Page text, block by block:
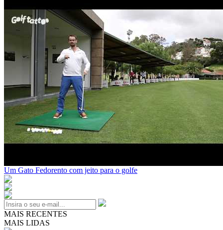
Um Gato Fedorento com jeito para o golfe
MAIS RECENTES
MAIS LIDAS